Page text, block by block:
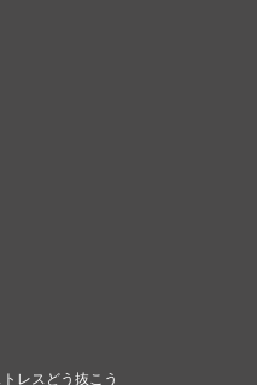
レスどう抜こう